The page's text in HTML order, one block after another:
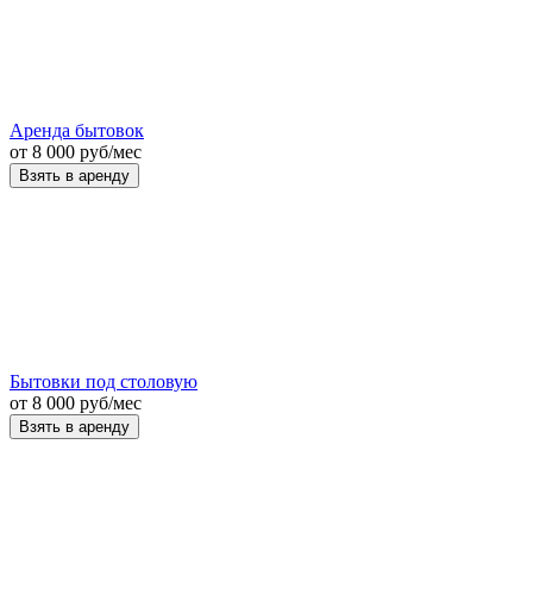
Аренда бытовок
от 8 000 руб/мес
Взять в аренду
Бытовки под столовую
от 8 000 руб/мес
Взять в аренду